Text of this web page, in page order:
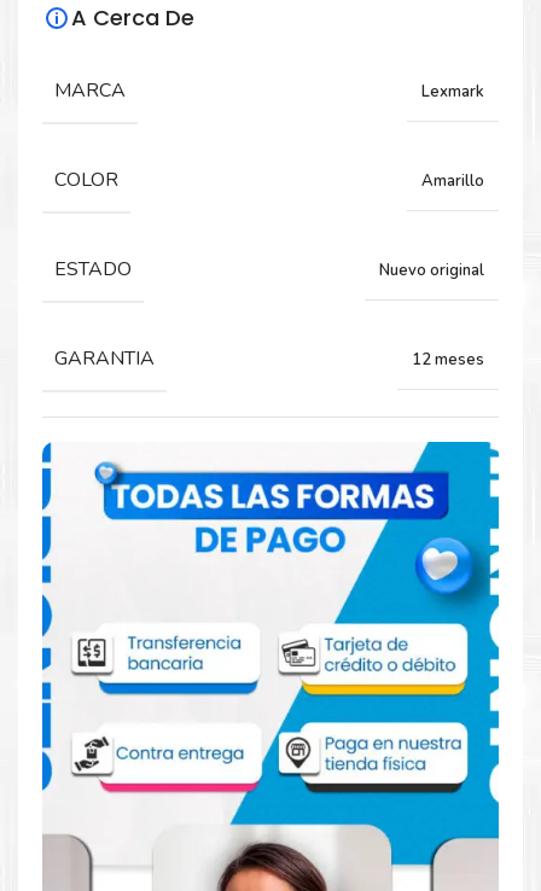
Para impresoras:
CS632, CX532, CX635.
Comprar Toner Lexmark 75M40Y0
Amarillo para impresoras 531 632 532 635
Aprovecha nuestra experiencia y atención para adquirir tus
productos. Tenemos promociones todos los dias. Escríbenos o
visítanos hoy para encontrar la solución perfecta para tu
impresora
, como laToner Lexmark 75M40Y0
Amarillo para impresoras 531 632 532 635.
Dónde comprar Toner para impresoras
531 632 532 635 en Lima o para provincia
A Cerca De
MARCA Lexmark
COLOR Amarillo
ESTADO Nuevo original
GARANTIA 12 meses